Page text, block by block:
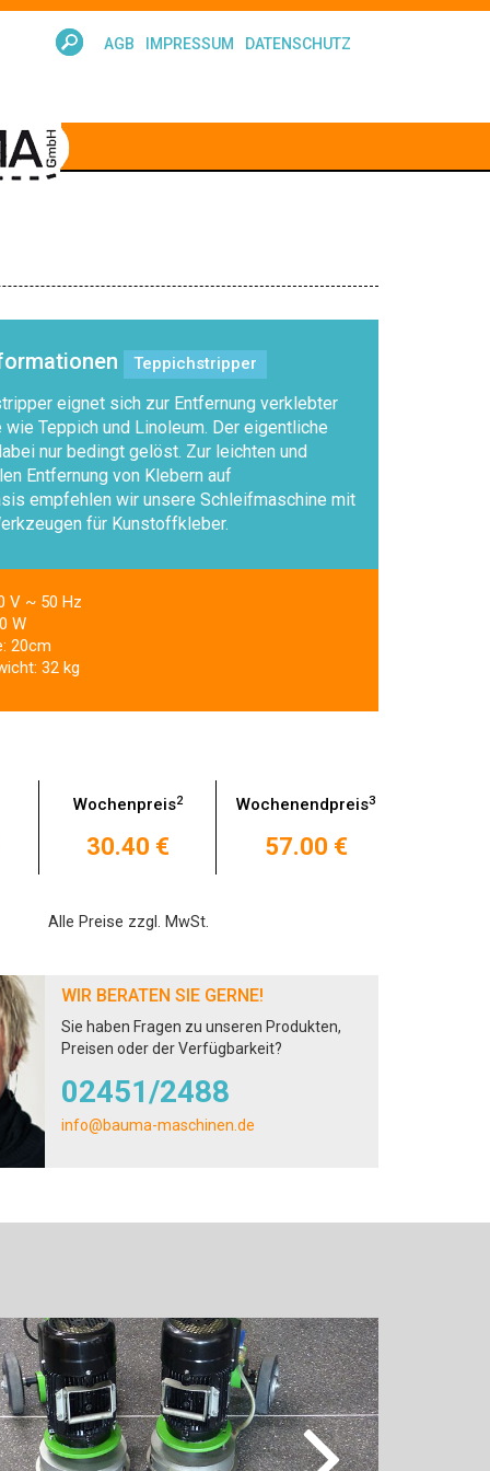
AGB IMPRESSUM DATENSCHUTZ
Teppichstripper
eignet sich zur Entfernung verklebter
wie Teppich und Linoleum. Der eigentliche
nur bedingt gelöst. Zur leichten und
Entfernung von Klebern auf
empfehlen wir unsere Schleifmaschine mit
für Kunstoffkleber.
V ~ 50 Hz
W
20cm
32 kg
Wochenpreis2
30.40 €
Wochenendpreis3
57.00 €
Alle Preise zzgl. MwSt.
WIR BERATEN SIE GERNE!
Sie haben Fragen zu unseren Produkten,
Preisen oder der Verfügbarkeit?
02451/2488
info@bauma-maschinen.de